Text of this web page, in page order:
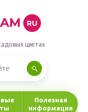
RU
цветах
Полезная
информация